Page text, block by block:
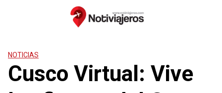
NOTICIAS
Cusco Virtual: Vive